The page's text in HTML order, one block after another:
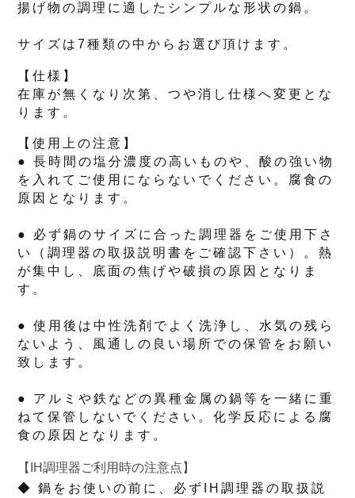
揚げ物の調理に適したシンプルな形状の鍋。
サイズは7種類の中からお選び頂けます。
【仕様】
在庫が無くなり次第、つや消し仕様へ変更とな
ります。
【使用上の注意】
● 長時間の塩分濃度の高いものや、酸の強い物
を入れてご使用にならないでください。腐食の
原因となります。
● 必ず鍋のサイズに合った調理器をご使用下さ
い（調理器の取扱説明書をご確認下さい）。熱
が集中し、底面の焦げや破損の原因となりま
す。
● 使用後は中性洗剤でよく洗浄し、水気の残ら
ないよう、風通しの良い場所での保管をお願い
致します。
● アルミや鉄などの異種金属の鍋等を一緒に重
ねて保管しないでください。化学反応による腐
食の原因となります。
【IH調理器ご利用時の注意点】
◆ 鍋をお使いの前に、必ずIH調理器の取扱説